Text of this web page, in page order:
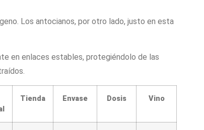
Los antocianos, por otro lado, justo en esta
en enlaces estables, protegiéndolo de las
Tienda Envase Dosis Vino